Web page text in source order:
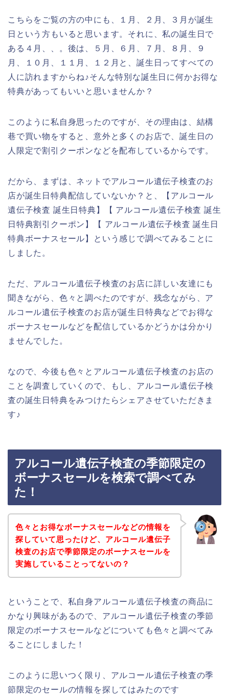
こちらをご覧の方の中にも、１月、２月、３月が誕生
日という方もいると思います。それに、私の誕生日で
ある４月、、。後は、５月、６月、７月、８月、９
月、１０月、１１月、１２月と、誕生日ってすべての
人に訪れますからね♪そんな特別な誕生日に何かお得な
特典があってもいいと思いませんか？
このように私自身思ったのですが、その理由は、結構
巷で買い物をすると、意外と多くのお店で、誕生日の
人限定で割引クーポンなどを配布しているからです。
だから、まずは、ネットでアルコール遺伝子検査のお
店が誕生日特典配信していないか？と、【アルコール
遺伝子検査 誕生日特典】【 アルコール遺伝子検査 誕生
日特典割引クーポン】【 アルコール遺伝子検査 誕生日
特典ボーナスセール】という感じで調べてみることに
しました。
ただ、アルコール遺伝子検査のお店に詳しい友達にも
聞きながら、色々と調べたのですが、残念ながら、ア
ルコール遺伝子検査のお店が誕生日特典などでお得な
ボーナスセールなどを配信しているかどうかは分かり
ませんでした。
なので、今後も色々とアルコール遺伝子検査のお店の
ことを調査していくので、もし、アルコール遺伝子検
査の誕生日特典をみつけたらシェアさせていただきま
す♪
アルコール遺伝子検査の季節限定の
ボーナスセールを検索で調べてみ
た！
色々とお得なボーナスセールなどの情報を
探していて思ったけど、アルコール遺伝子
検査のお店で季節限定のボーナスセールを
実施していることってないの？
ということで、私自身アルコール遺伝子検査の商品に
かなり興味があるので、アルコール遺伝子検査の季節
限定のボーナスセールなどについても色々と調べてみ
ることにしました！
このように思いつく限り、アルコール遺伝子検査の季
節限定のセールの情報を探してはみたのです